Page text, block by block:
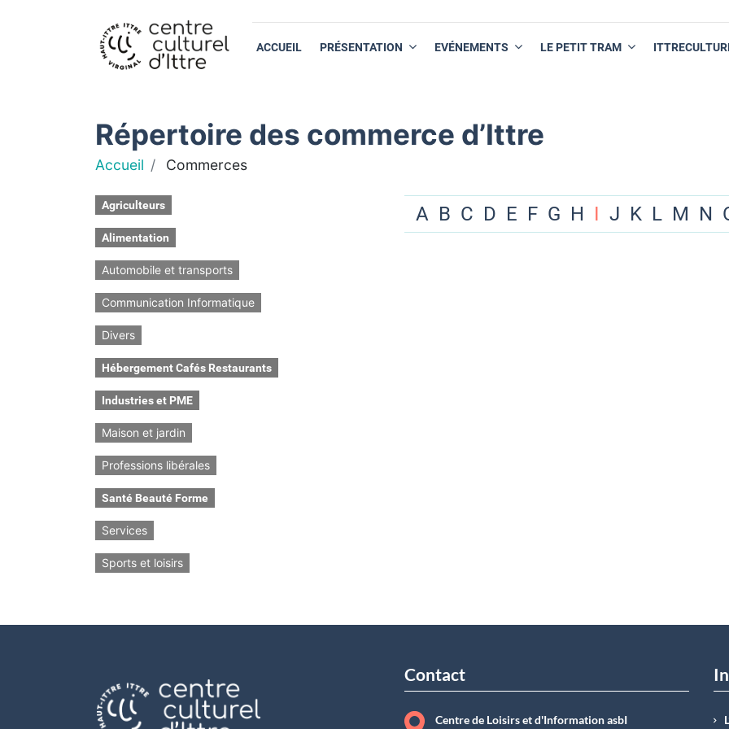
ACCUEIL PRÉSENTATION EVÉNEMENTS LE PETIT TRAM
Répertoire des commerce d’Ittre
Accueil Commerces
Agriculteurs
Alimentation
Automobile et transports
Communication Informatique
Divers
Hébergement Cafés Restaurants
Industries et PME
Maison et jardin
Professions libérales
Santé Beauté Forme
Services
Sports et loisirs
A B C D E F G H I J K L M N
Contact
Centre de Loisirs et d'Information asbI